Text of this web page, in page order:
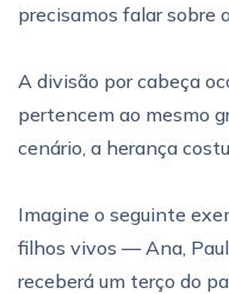
precisamos falar sobre
A divisão por cabeça
pertencem ao mesmo
cenário, a herança
Imagine o seguinte
filhos vivos — Ana,
receberá um terço do